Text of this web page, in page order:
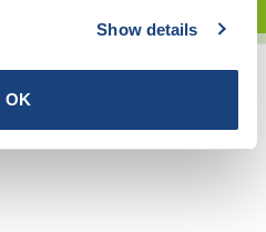
Show details
OK